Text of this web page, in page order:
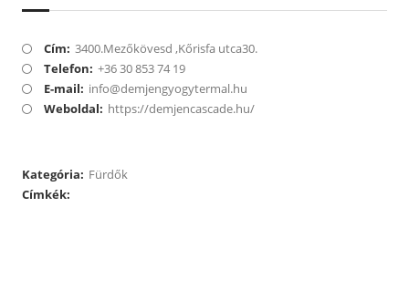
Cím: 3400.Mezőkövesd ,Kőrisfa utca30.
Telefon: +36 30 853 74 19
E-mail: info@demjengyogytermal.hu
Weboldal: https://demjencascade.hu/
Kategória: Fürdők
Címkék: